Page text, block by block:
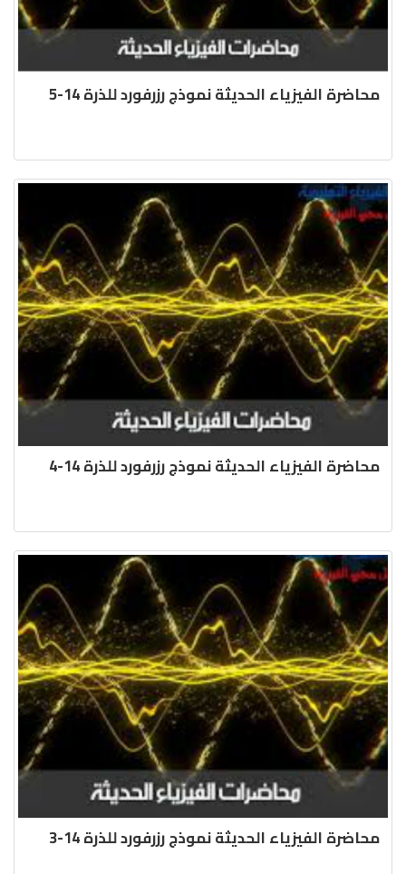
محاضرة الفيزياء الحديثة نموذج رزرفورد للذرة 14-5
محاضرة الفيزياء الحديثة نموذج رزرفورد للذرة 14-4
محاضرة الفيزياء الحديثة نموذج رزرفورد للذرة 14-3